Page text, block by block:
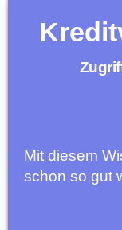
Mit diesem
schon so gut